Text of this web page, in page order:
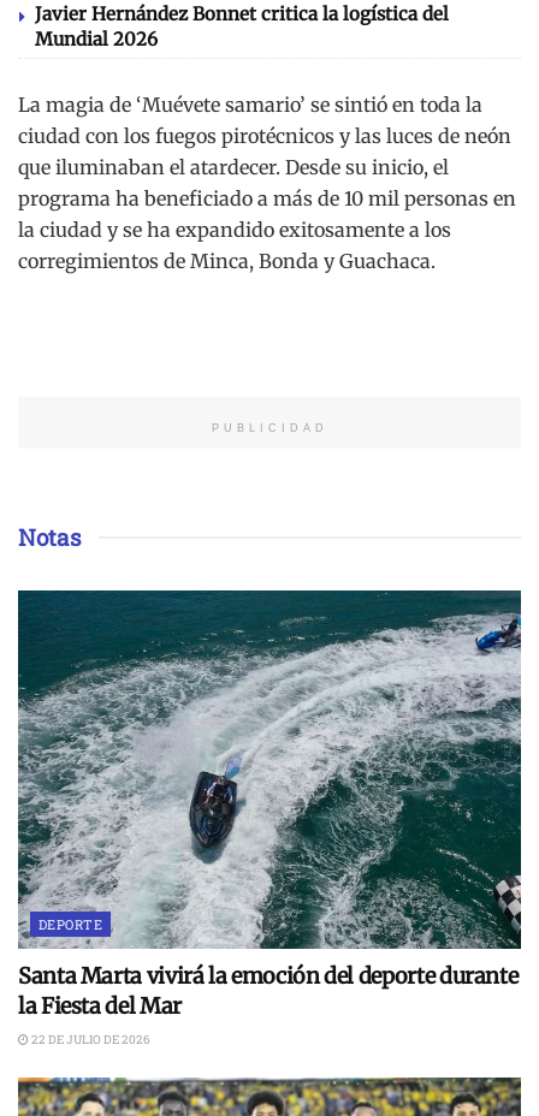
Javier Hernández Bonnet critica la logística del
Mundial 2026
La magia de ‘Muévete samario’ se sintió en toda la
ciudad con los fuegos pirotécnicos y las luces de neón
que iluminaban el atardecer. Desde su inicio, el
programa ha beneficiado a más de 10 mil personas en
la ciudad y se ha expandido exitosamente a los
corregimientos de Minca, Bonda y Guachaca.
PUBLICIDAD
Notas
DEPORTE
Santa Marta vivirá la emoción del deporte durante
la Fiesta del Mar
22 DE JULIO DE 2026